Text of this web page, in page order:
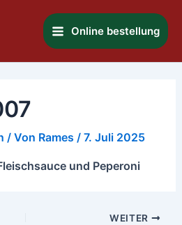
Main
Menu
Online bestellung
/ Von Rames / 7. Juli 2025
und Peperoni
WEITER